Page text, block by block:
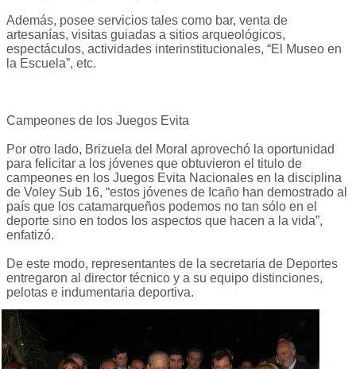
Además, posee servicios tales como bar, venta de
artesanías, visitas guiadas a sitios arqueológicos,
espectáculos, actividades interinstitucionales, “El Museo en
la Escuela”, etc.
Campeones de los Juegos Evita
Por otro lado, Brizuela del Moral aprovechó la oportunidad
para felicitar a los jóvenes que obtuvieron el titulo de
campeones en los Juegos Evita Nacionales en la disciplina
de Voley Sub 16, “estos jóvenes de Icaño han demostrado al
país que los catamarqueños podemos no tan sólo en el
deporte sino en todos los aspectos que hacen a la vida”,
enfatizó.
De este modo, representantes de la secretaria de Deportes
entregaron al director técnico y a su equipo distinciones,
pelotas e indumentaria deportiva.